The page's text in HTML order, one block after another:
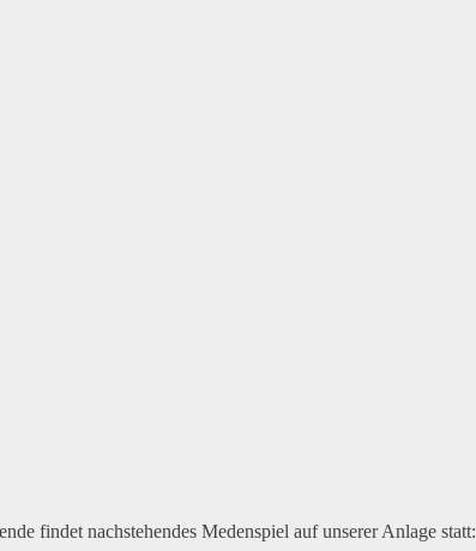
findet nachstehendes Medenspiel auf unserer Anlage statt: